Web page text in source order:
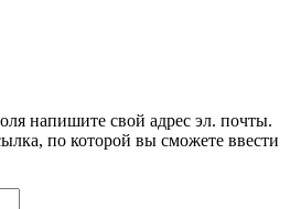
напишите свой адрес эл. почты.
по которой вы сможете ввести